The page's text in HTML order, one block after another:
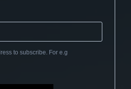
to subscribe. For e.g